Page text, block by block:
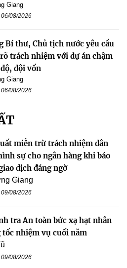
Giang
06/08/2026
Bí thư, Chủ tịch nước yêu cầu
trách nhiệm với dự án chậm
đội vốn
Giang
06/08/2026
miễn trừ trách nhiệm dân
sự cho ngân hàng khi báo
dịch đáng ngờ
Giang
08/2026
tra An toàn bức xạ hạt nhân
tốc nhiệm vụ cuối năm
08/2026